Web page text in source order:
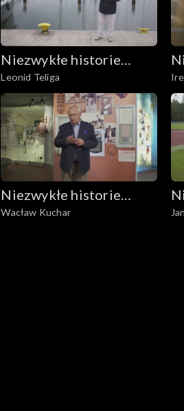
Niezwykłe historie
Biało-Czerwonych
Leonid Teliga
Niezwykłe historie
Biało-Czerwonych
Wacław Kuchar